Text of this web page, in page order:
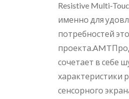
Resistive Multi-
именно для
потребностей
сочетает в
характеристики
сенсорного